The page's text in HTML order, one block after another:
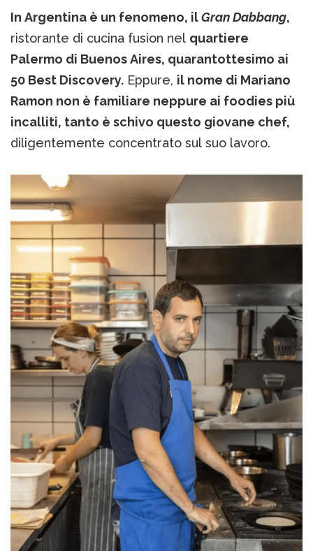
In Argentina è un fenomeno, ilGran Dabbang,
ristorante di cucina fusion nel quartiere
Palermo di Buenos Aires, quarantottesimo ai
50 Best Discovery. Eppure, il nome di Mariano
Ramon non è familiare neppure ai foodies più
incalliti, tanto è schivo questo giovane chef,
diligentemente concentrato sul suo lavoro.